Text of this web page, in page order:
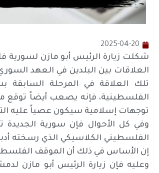
2025-04-20
شكلت زيارة الرئيس أبو مازن لسورية
العلاقات بين البلدين في العهد
تلك العلاقة في المرحلة السابقة
الفلسطينية، فإنه يصعب أيضاً توقع
توجهات إسلامية سيكون عصياً عليه
وفي كل الأحوال فإن سورية
الفلسطيني الكلاسيكي الذي رسخته
إن الأساس في ذلك أن الموقف
وعليه فإن زيارة الرئيس أبو مازن